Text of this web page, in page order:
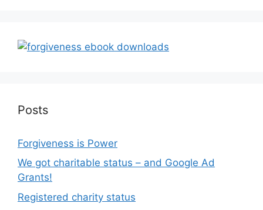
Posts
Forgiveness is Power
We got charitable status – and Google Ad
Grants!
Registered charity status